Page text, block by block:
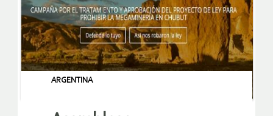
ARGENTINA